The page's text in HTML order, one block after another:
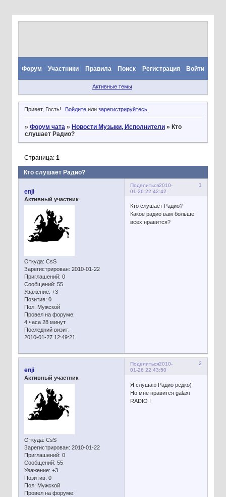
Форум Участники Правила Поиск Регистрация Войти
Активные темы
Привет, Гость! Войдите илизарегистрируйтесь.
» Форум чата » Новости Музыки, Исполнители » Кто
слушает Радио?
Кто слушает Радио?
Страница: 1
Поделиться 1
2010-
01-26 22:42:42
enji
Активный участник
Откуда: CsS
Зарегистрирован: 2010-01-22
Приглашений: 0
Сообщений: 55
Уважение: +3
Позитив: 0
Пол: Мужской
Провел на форуме:
4 часа 28 минут
Последний визит:
2010-01-27 12:49:21
Кто слушает Радио?
Какое радио вам больше
всех нравится?
Поделиться 2
2010-
01-26 22:43:50
enji
Активный участник
Откуда: CsS
Зарегистрирован: 2010-01-22
Приглашений: 0
Сообщений: 55
Уважение: +3
Позитив: 0
Пол: Мужской
Провел на форуме:
Я слушаю Радио редко)
Но мне нравится galaxi
RADIO !